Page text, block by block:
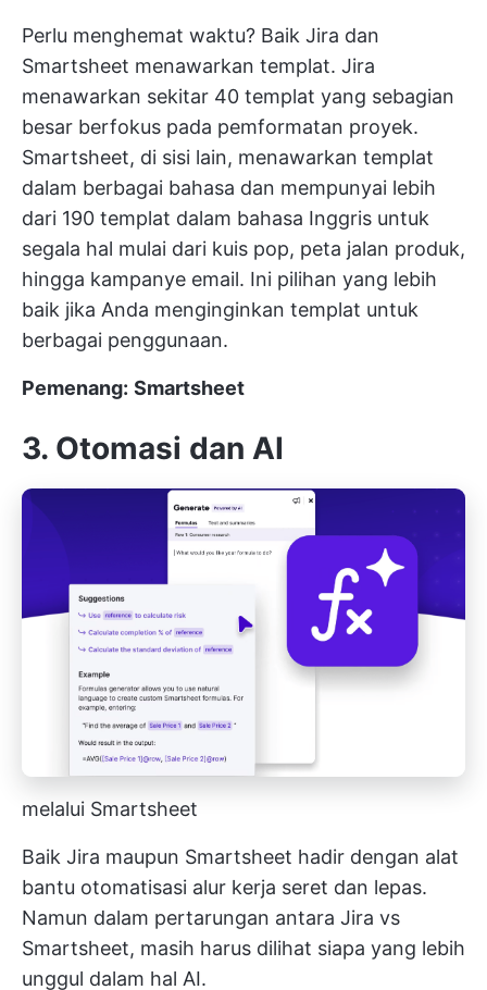
Perlu menghemat waktu? Baik Jira dan
Smartsheet menawarkan templat. Jira
menawarkan sekitar 40 templat yang sebagian
besar berfokus pada pemformatan proyek.
Smartsheet, di sisi lain, menawarkan templat
dalam berbagai bahasa dan mempunyai lebih
dari 190 templat dalam bahasa Inggris untuk
segala hal mulai dari kuis pop, peta jalan produk,
hingga kampanye email. Ini pilihan yang lebih
baik jika Anda menginginkan templat untuk
berbagai penggunaan.
Pemenang: Smartsheet
3. Otomasi dan AI
melalui Smartsheet
Baik Jira maupun Smartsheet hadir dengan alat
bantu otomatisasi alur kerja seret dan lepas.
Namun dalam pertarungan antara Jira vs
Smartsheet, masih harus dilihat siapa yang lebih
unggul dalam hal AI.